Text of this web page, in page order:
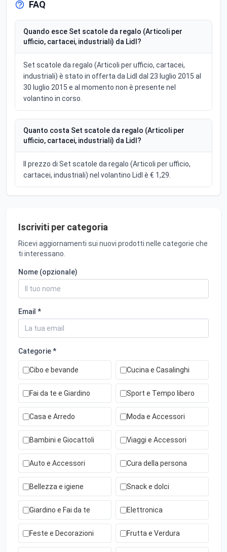
FAQ
Quando esce Set scatole da regalo (Articoli per
ufficio, cartacei, industriali) da Lidl?
Set scatole da regalo (Articoli per ufficio, cartacei,
industriali) è stato in offerta da Lidl dal 23 luglio 2015 al
30 luglio 2015 e al momento non è presente nel
volantino in corso.
Quanto costa Set scatole da regalo (Articoli per
ufficio, cartacei, industriali) da Lidl?
Il prezzo di Set scatole da regalo (Articoli per ufficio,
cartacei, industriali) nel volantino Lidl è € 1,29.
Iscriviti per categoria
Ricevi aggiornamenti sui nuovi prodotti nelle categorie che
ti interessano.
Nome (opzionale)
Email *
Categorie *
Cibo e bevande Cucina e Casalinghi
Fai da te e Giardino Sport e Tempo libero
Casa e Arredo Moda e Accessori
Bambini e Giocattoli Viaggi e Accessori
Auto e Accessori Cura della persona
Bellezza e igiene Snack e dolci
Giardino e Fai da te Elettronica
Feste e Decorazioni Frutta e Verdura